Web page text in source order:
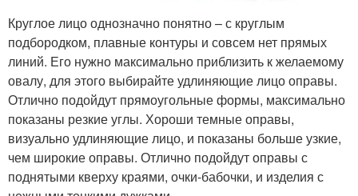
Круглое лицо однозначно понятно – с круглым
подбородком, плавные контуры и совсем нет прямых
линий. Его нужно максимально приблизить к желаемому
овалу, для этого выбирайте удлиняющие лицо оправы.
Отлично подойдут прямоугольные формы, максимально
показаны резкие углы. Хороши темные оправы,
визуально удлиняющие лицо, и показаны больше узкие,
чем широкие оправы. Отлично подойдут оправы с
поднятыми кверху краями, очки-бабочки, и изделия с